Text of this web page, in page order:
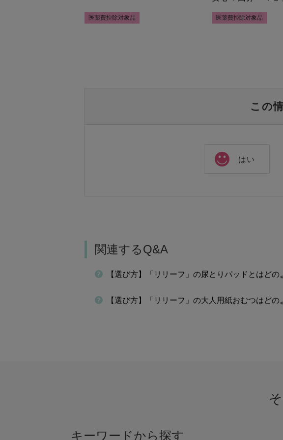
医薬費控除対象品 医薬費控除対象品
この
はい
関連するQ&A
【選び方】「リリーフ」の尿とりパッドとはど
【選び方】「リリーフ」の大人用紙おむつはどの
キーワードから探す